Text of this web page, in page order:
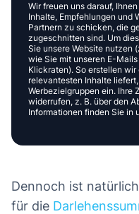
Wir freuen uns darauf,
Inhalte, Empfehlungen und
Partnern zu schicken, die
zugeschnitten sind. Um
Sie unsere Website nutzen
wie Sie mit unseren E-
Klickraten). So erstellen
relevantesten Inhalte
Werbezielgruppen ein. Ihre
widerrufen, z. B. über den
Informationen finden Sie in
Dennoch ist
für die